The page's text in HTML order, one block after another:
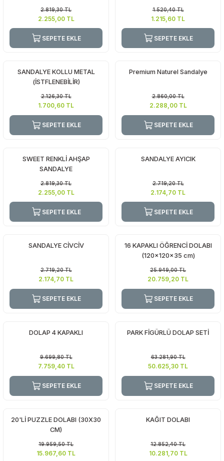
2.819,30TL
2.255,00TL
SEPETE EKLE
1.520,40TL
1.215,60 TL
SEPETE EKLE
SANDALYE KOLLU METAL
(İSTFLENEBİLİR)
2.126,30TL
1.700,60 TL
SEPETE EKLE
Premium Naturel Sandalye
2.860,00TL
2.288,00TL
SEPETE EKLE
SWEET RENKLİ AHŞAP
SANDALYE
2.819,30TL
2.255,00TL
SEPETE EKLE
SANDALYE AYICIK
2.719,20TL
2.174,70 TL
SEPETE EKLE
SANDALYE CİVCİV
2.719,20TL
2.174,70 TL
SEPETE EKLE
16 KAPAKLI ÖĞRENCİ DOLABI
(120x120x35 cm)
25.949,00TL
20.759,20 TL
SEPETE EKLE
DOLAP 4 KAPAKLI
9.699,80TL
7.759,40TL
SEPETE EKLE
PARK FİGÜRLÜ DOLAP SETİ
63.281,90TL
50.625,30 TL
SEPETE EKLE
20'Lİ PUZZLE DOLABI (30X30
CM)
19.959,50TL
15.967,60 TL
KAĞIT DOLABI
12.852,40TL
10.281,70TL